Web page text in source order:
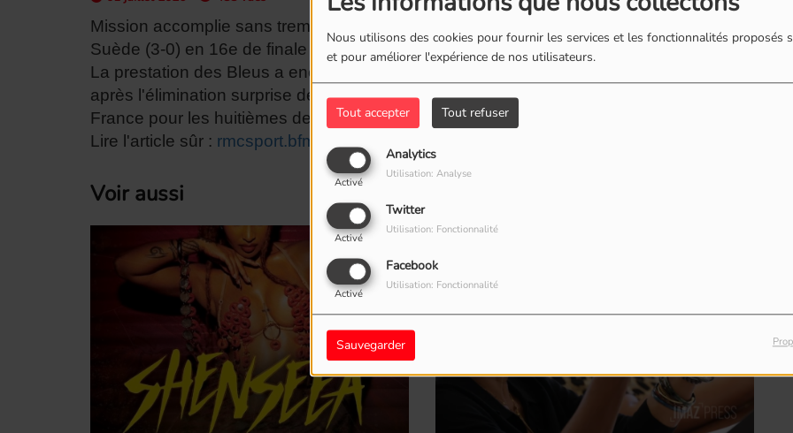
Nous utilisons des cookies pour fournir les services et les fonctionnalités proposés
et pour améliorer l'expérience de nos utilisateurs.
Tout accepter Tout refuser
Analytics
Activé
Utilisation: Analyse
Twitter
Activé
Utilisation: Fonctionnalité
Facebook
Activé
Utilisation: Fonctionnalité
Sauvegarder
Mission accomplie sans trembler pour l'équipe de France, largement victorieuse de la
Suède (3-0) en 16e de finale de la Coupe du monde 2026.
La prestation des Bleus a encore impressionné sur la scène internationale, surtout
après l'élimination surprise de l'Allemagne. Revue de presse après la qualification de la
France pour les huitièmes de finale.
Lire l'article sûr : rmcsport.bfmtv.com
Voir aussi